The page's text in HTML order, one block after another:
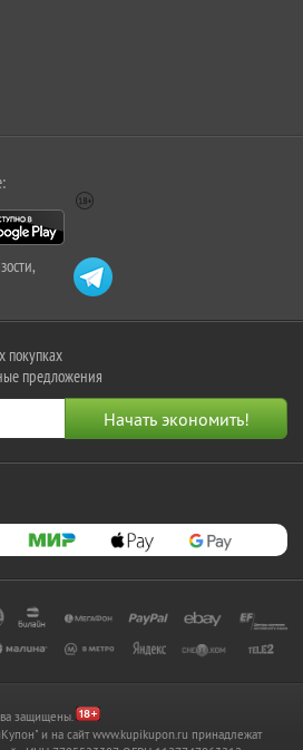
покупках
предложения
защищены.
и на сайт www.kupikupon.ru принадлежат